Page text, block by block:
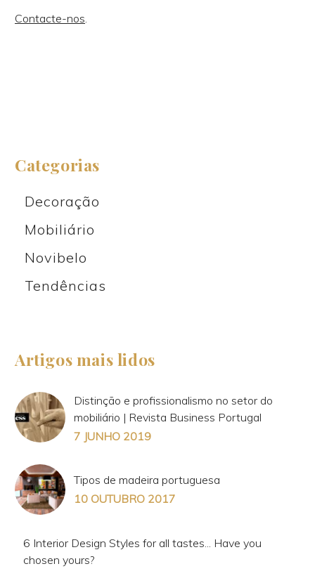
Contacte-nos
Categorias
Decoração
Mobiliário
Novibelo
Tendências
Artigos mais lidos
Distinção e profissionalismo no setor do
mobiliário | Revista Business Portugal
7 JUNHO 2019
Tipos de madeira portuguesa
10 OUTUBRO 2017
6 Interior Design Styles for all tastes... Have you
chosen yours?